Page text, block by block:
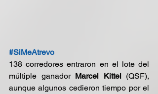
#SiMeAtrevo
138 corredores entraron en el lote del
múltiple ganador Marcel Kittel (QSF),
aunque algunos cedieron tiempo por el